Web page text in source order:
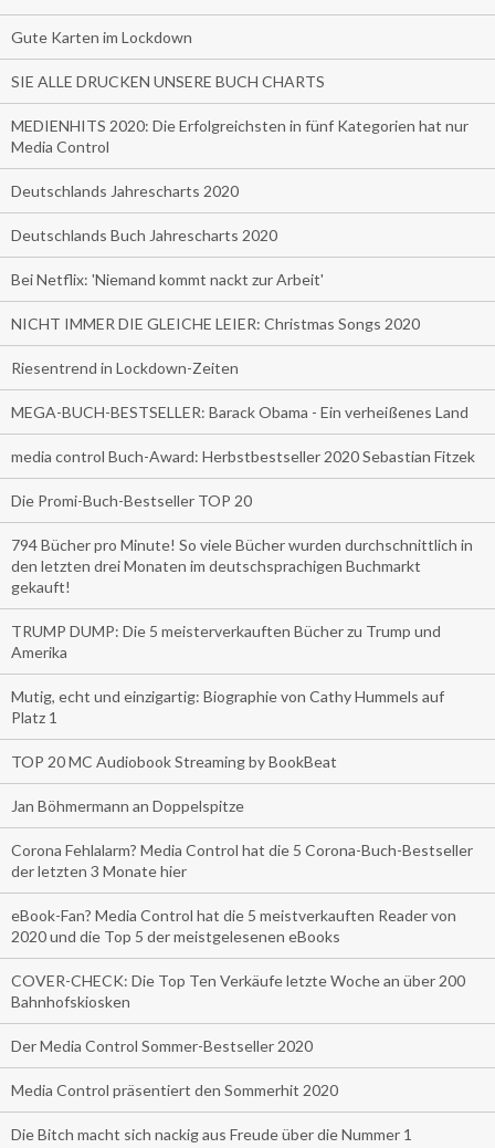
Gute Karten im Lockdown
SIE ALLE DRUCKEN UNSERE BUCH CHARTS
MEDIENHITS 2020: Die Erfolgreichsten in fünf Kategorien hat nur
Media Control
Deutschlands Jahrescharts 2020
Deutschlands Buch Jahrescharts 2020
Bei Netflix: 'Niemand kommt nackt zur Arbeit'
NICHT IMMER DIE GLEICHE LEIER: Christmas Songs 2020
Riesentrend in Lockdown-Zeiten
MEGA-BUCH-BESTSELLER: Barack Obama - Ein verheißenes Land
media control Buch-Award: Herbstbestseller 2020 Sebastian Fitzek
Die Promi-Buch-Bestseller TOP 20
794 Bücher pro Minute! So viele Bücher wurden durchschnittlich in
den letzten drei Monaten im deutschsprachigen Buchmarkt
gekauft!
TRUMP DUMP: Die 5 meisterverkauften Bücher zu Trump und
Amerika
Mutig, echt und einzigartig: Biographie von Cathy Hummels auf
Platz 1
TOP 20 MC Audiobook Streaming by BookBeat
Jan Böhmermann an Doppelspitze
Corona Fehlalarm? Media Control hat die 5 Corona-Buch-Bestseller
der letzten 3 Monate hier
eBook-Fan? Media Control hat die 5 meistverkauften Reader von
2020 und die Top 5 der meistgelesenen eBooks
COVER-CHECK: Die Top Ten Verkäufe letzte Woche an über 200
Bahnhofskiosken
Der Media Control Sommer-Bestseller 2020
Media Control präsentiert den Sommerhit 2020
Die Bitch macht sich nackig aus Freude über die Nummer 1